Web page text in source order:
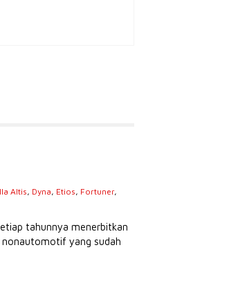
Altis, Dyna, Etios, Fortuner,
tahunnya menerbitkan
nonautomotif yang sudah